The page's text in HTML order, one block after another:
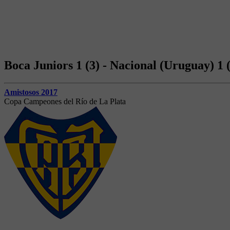
Boca Juniors 1 (3) - Nacional (Uruguay) 1
Amistosos 2017
Copa Campeones del Río de La Plata